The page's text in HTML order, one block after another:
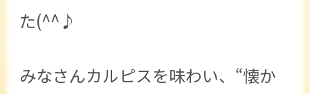
た(^^♪
みなさんカルピスを味わい、“懐か